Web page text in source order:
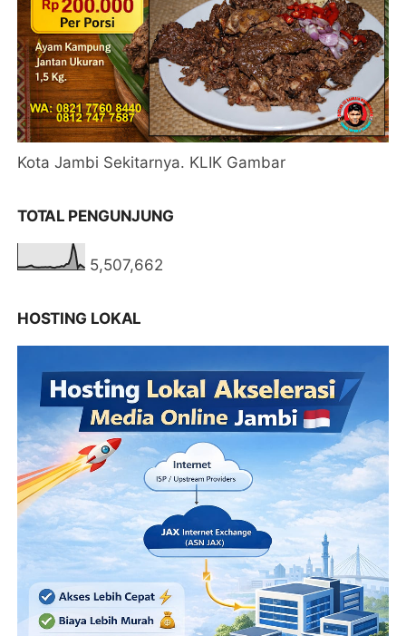
Kota Jambi Sekitarnya. KLIK Gambar
TOTAL PENGUNJUNG
5,507,662
HOSTING LOKAL